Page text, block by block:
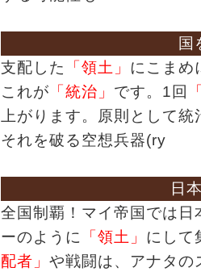
国
支配した
「領土」 にこまめ
これが 「統治」 です。1回
上がります。原則として
それを破る空想兵器(ry
日
全国制覇！マイ帝国では
ーのように
「領土」 にして
配者」 や戦闘は、アナタの